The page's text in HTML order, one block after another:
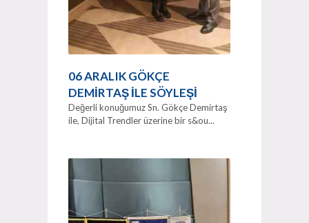
06 ARALIK GÖKÇE
DEMİRTAŞ İLE SÖYLEŞİ
Değerli konuğumuz Sn. Gökçe Demirtaş
ile, Dijital Trendler üzerine bir s&ou...